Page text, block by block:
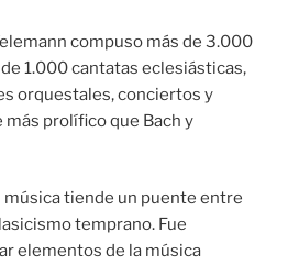
compuso más de 3.000
1.000 cantatas eclesiásticas,
orquestales, conciertos y
más prolífico que Bach y
música tiende un puente entre
temprano. Fue
elementos de la música